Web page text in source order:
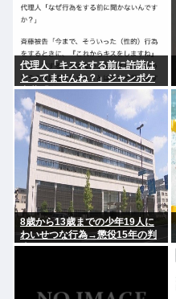
代理人「キスをする前に許諾は
とってませんね？」ジャンポケ
斎藤「今までこれからキスしま
すなんて宣言することなかった
ので」
8歳から13歳までの少年19人に
わいせつな行為→懲役15年の判
決